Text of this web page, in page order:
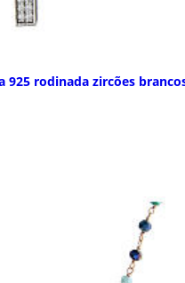
925 rodinada zircões